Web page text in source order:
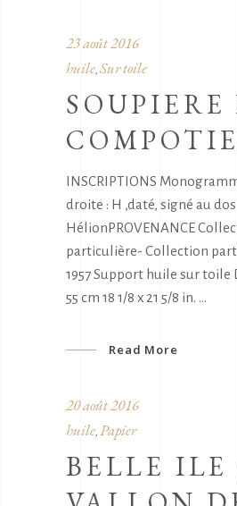
23 août 2016
huile, Sur toile
SOUPIERE
INSCRIPTIONS
droite : H ,daté, signé au dos
HélionPROVENANCE
particulière- Collection
1957 Support huile sur toile
55 cm 18 1/8 x 21 5/8 in.
Read More
20 août 2016
huile Papier
BELLE ILE